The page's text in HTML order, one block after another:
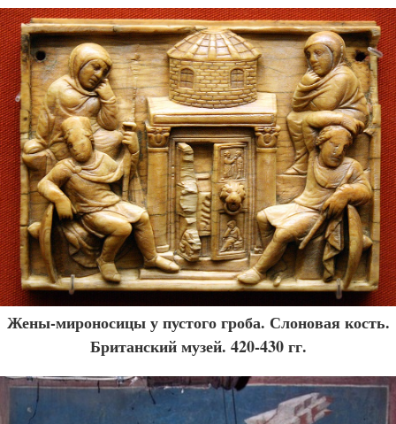
Жены-мироносицы у пустого гроба. Слоновая кость.
Британский музей. 420-430 гг.